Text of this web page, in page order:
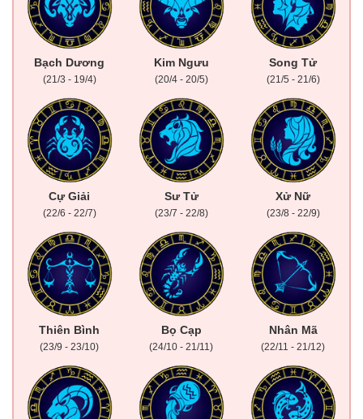
Bạch Dương
(21/3 - 19/4)
Kim Ngưu
(20/4 - 20/5)
Song Tử
(21/5 - 21/6)
Cự Giải
(22/6 - 22/7)
Sư Tử
(23/7 - 22/8)
Xử Nữ
(23/8 - 22/9)
Thiên Bình
(23/9 - 23/10)
Bọ Cạp
(24/10 - 21/11)
Nhân Mã
(22/11 - 21/12)